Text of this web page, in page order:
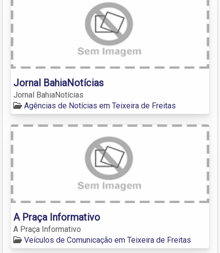
Jornal BahiaNotícias
Jornal BahiaNotícias
Agências de Notícias em Teixeira de Freitas
A Praça Informativo
A Praça Informativo
Veículos de Comunicação em Teixeira de Freitas